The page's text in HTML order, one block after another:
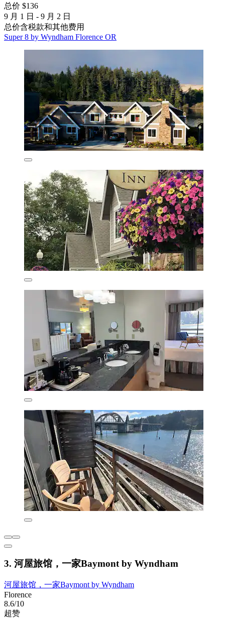
总价 $136
9 月 1 日 - 9 月 2 日
总价含税款和其他费用
Super 8 by Wyndham Florence OR
3. 河屋旅馆，一家Baymont by Wyndham
河屋旅馆，一家Baymont by Wyndham
Florence
8.6/10
超赞